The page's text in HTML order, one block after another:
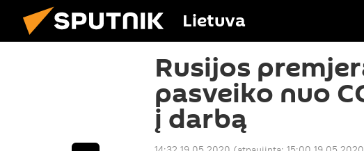
Lietuva
Rusijos
pasveiko nuo
į darbą